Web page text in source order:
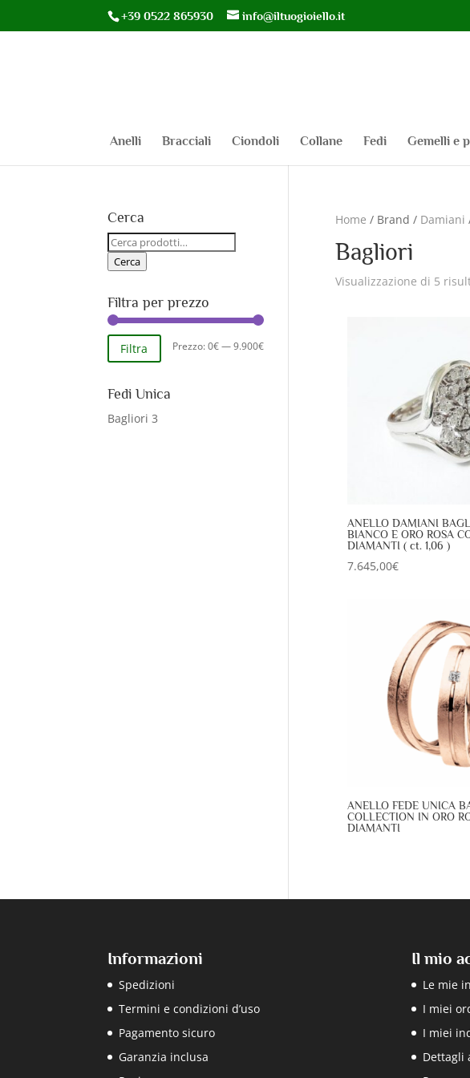
+39 0522 865930 info@iltuogioiello.it
Anelli Bracciali Ciondoli Collane Fedi Gemelli e
Home / Brand / Damiani
Bagliori
Visualizzazione di 5
ANELLO DAMIANI
BIANCO E ORO ROSA
DIAMANTI ( ct. 1,06 )
7.645,00€
ANELLO FEDE UNICA
COLLECTION IN ORO
DIAMANTI
Cerca
Cerca:
Cerca
Filtra per prezzo
Prezzo
Prezzo
Filtra Prezzo:0€—9.900€
Fedi Unica
Bagliori 3
Informazioni
Spedizioni
Termini e condizioni d’uso
Pagamento sicuro
Garanzia inclusa
Il mio
Le mie
I miei
I miei
Dettagli